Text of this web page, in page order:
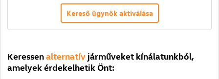
Kereső ügynök aktiválása
Keressenalternatív járműveket kínálatunkból,
amelyek érdekelhetik Önt: